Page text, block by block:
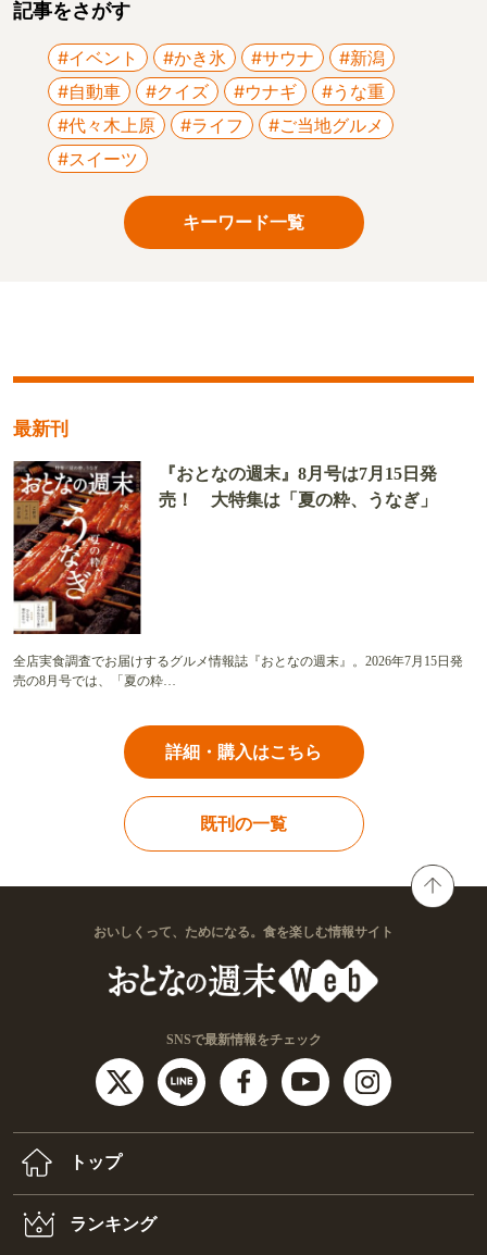
記事をさがす
#イベント #かき氷 #サウナ
#新潟
#自動車
#クイズ #ウナギ
#うな重
#代々木上原
#ライフ
#ご当地グルメ
#スイーツ
キーワード一覧
最新刊
『おとなの週末』8月号は7月15日発
売！ 大特集は「夏の粋、うなぎ」
全店実食調査でお届けするグルメ情報誌『おとなの週末』。2026年7月15日発
売の8月号では、「夏の粋…
詳細・購入はこちら
既刊の一覧
おいしくって、ためになる。食を楽しむ情報サイト
SNSで最新情報をチェック
トップ
ランキング